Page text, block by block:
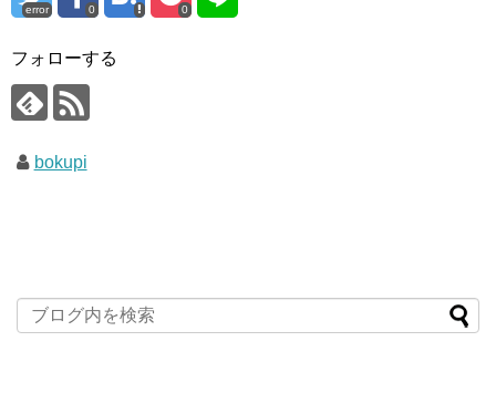
error 0 0
フォローする
bokupi